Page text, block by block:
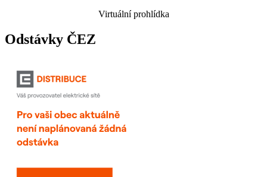
Virtuální prohlídka
Odstávky ČEZ